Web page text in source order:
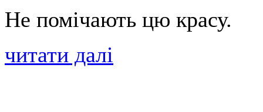
Не помічають цю красу.
читати далі